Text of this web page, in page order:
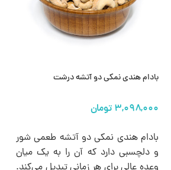
بادام هندی نمکی دو آتشه درشت
بادام هندی نمکی دو آتشه طعمی شور
و دلچسبی دارد که آن را به یک میان